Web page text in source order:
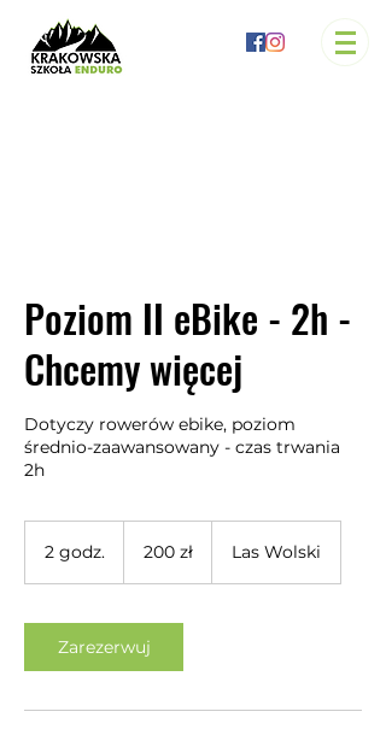
Poziom II eBike - 2h -
Chcemy więcej
Dotyczy rowerów ebike, poziom
średnio-zaawansowany - czas trwania
2h
2 godz.
d
z
.
polskich
200 zł Las Wolski
Zarezerwuj